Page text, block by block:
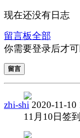
现在还没有日志
留言板全部
你需要登录后才
留言
zhi-shi 2020-11-10
11月10日签